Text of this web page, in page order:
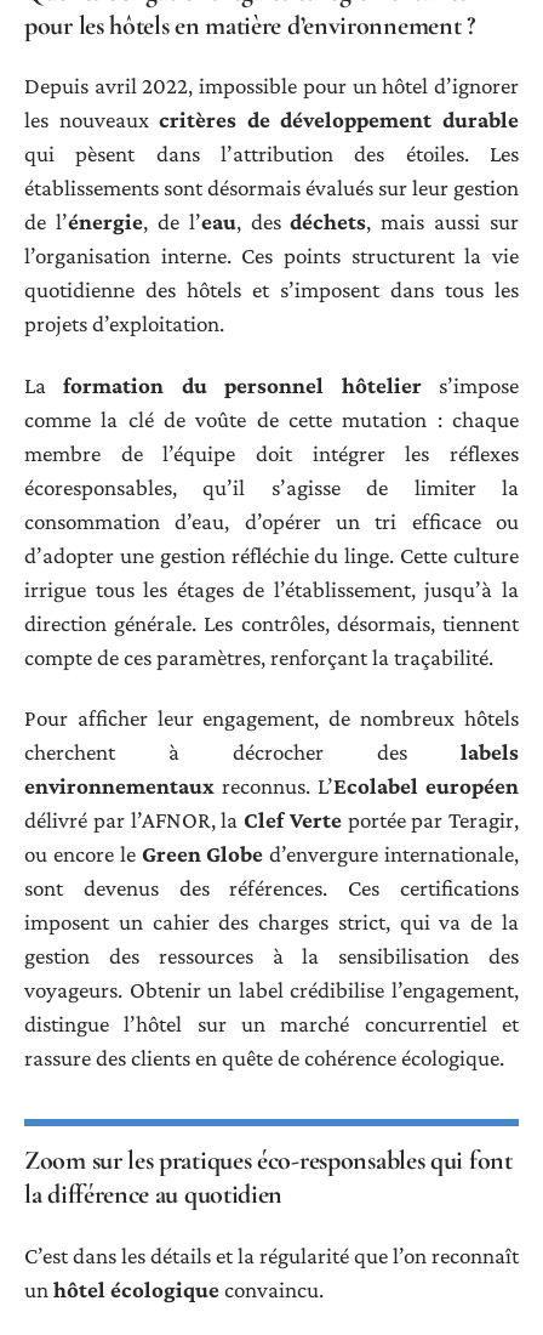
pour les hôtels en matière d’environnement ?
Depuis avril 2022, impossible pour un hôtel d’ignorer
les nouveauxcritères de développement durable
qui pèsent dans l’attribution des étoiles. Les
établissements sont désormais évalués sur leur gestion
de l’énergie, de l’eau, desdéchets, mais aussi sur
l’organisation interne. Ces points structurent la vie
quotidienne des hôtels et s’imposent dans tous les
projets d’exploitation.
Laformation du personnel hôteliers’impose
comme la clé de voûte de cette mutation : chaque
membre de l’équipe doit intégrer les réflexes
écoresponsables, qu’il s’agisse de limiter la
consommation d’eau, d’opérer un tri efficace ou
d’adopter une gestion réfléchie du linge. Cette culture
irrigue tous les étages de l’établissement, jusqu’à la
direction générale. Les contrôles, désormais, tiennent
compte de ces paramètres, renforçant la traçabilité.
Pour afficher leur engagement, de nombreux hôtels
cherchent à décrocher des labels
environnementaux reconnus. L’Ecolabel européen
délivré par l’AFNOR, la Clef Verteportée par Teragir,
ou encore le Green Globe d’envergure internationale,
sont devenus des références. Ces certifications
imposent un cahier des charges strict, qui va de la
gestion des ressources à la sensibilisation des
voyageurs. Obtenir un label crédibilise l’engagement,
distingue l’hôtel sur un marché concurrentiel et
rassure des clients en quête de cohérence écologique.
Zoom sur les pratiques éco-responsables qui font
la différence au quotidien
C’est dans les détails et la régularité que l’on reconnaît
un hôtel écologiqueconvaincu.